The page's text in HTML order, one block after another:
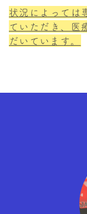
状況によっては
ていただき、医
だいています。